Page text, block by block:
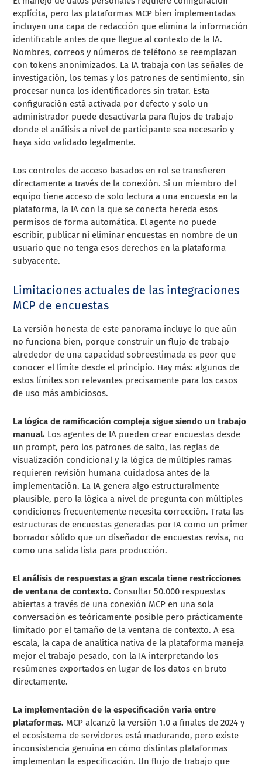
explícita, pero las plataformas MCP bien implementadas
incluyen una capa de redacción que elimina la información
identificable antes de que llegue al contexto de la IA.
Nombres, correos y números de teléfono se reemplazan
con tokens anonimizados. La IA trabaja con las señales de
investigación, los temas y los patrones de sentimiento, sin
procesar nunca los identificadores sin tratar. Esta
configuración está activada por defecto y solo un
administrador puede desactivarla para flujos de trabajo
donde el análisis a nivel de participante sea necesario y
haya sido validado legalmente.
Los controles de acceso basados en rol se transfieren
directamente a través de la conexión. Si un miembro del
equipo tiene acceso de solo lectura a una encuesta en la
plataforma, la IA con la que se conecta hereda esos
permisos de forma automática. El agente no puede
escribir, publicar ni eliminar encuestas en nombre de un
usuario que no tenga esos derechos en la plataforma
subyacente.
Limitaciones actuales de las integraciones
MCP de encuestas
La versión honesta de este panorama incluye lo que aún
no funciona bien, porque construir un flujo de trabajo
alrededor de una capacidad sobreestimada es peor que
conocer el límite desde el principio. Hay más: algunos de
estos límites son relevantes precisamente para los casos
de uso más ambiciosos.
La lógica de ramificación compleja sigue siendo un trabajo
manual. Los agentes de IA pueden crear encuestas desde
un prompt, pero los patrones de salto, las reglas de
visualización condicional y la lógica de múltiples ramas
requieren revisión humana cuidadosa antes de la
implementación. La IA genera algo estructuralmente
plausible, pero la lógica a nivel de pregunta con múltiples
condiciones frecuentemente necesita corrección. Trata las
estructuras de encuestas generadas por IA como un primer
borrador sólido que un diseñador de encuestas revisa, no
como una salida lista para producción.
El análisis de respuestas a gran escala tiene restricciones
de ventana de contexto. Consultar 50.000 respuestas
abiertas a través de una conexión MCP en una sola
conversación es teóricamente posible pero prácticamente
limitado por el tamaño de la ventana de contexto. A esa
escala, la capa de analítica nativa de la plataforma maneja
mejor el trabajo pesado, con la IA interpretando los
resúmenes exportados en lugar de los datos en bruto
directamente.
La implementación de la especificación varía entre
plataformas. MCP alcanzó la versión 1.0 a finales de 2024 y
el ecosistema de servidores está madurando, pero existe
inconsistencia genuina en cómo distintas plataformas
implementan la especificación. Un flujo de trabajo que